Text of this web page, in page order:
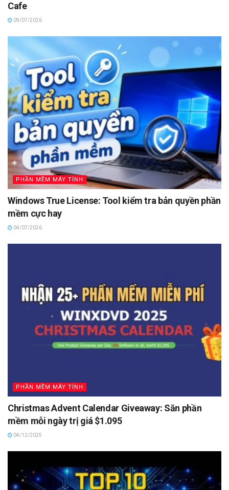
Cafe
09/07/2026
PHẦN MỀM MÁY TÍNH
Windows True License: Tool kiểm tra bản quyền phần
mềm cực hay
04/07/2026
PHẦN MỀM MÁY TÍNH
Christmas Advent Calendar Giveaway: Săn phần
mềm mỗi ngày trị giá $1.095
04/12/2025